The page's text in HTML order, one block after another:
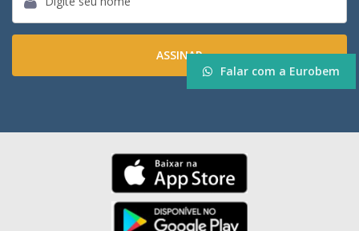
Falar com a Eurobem